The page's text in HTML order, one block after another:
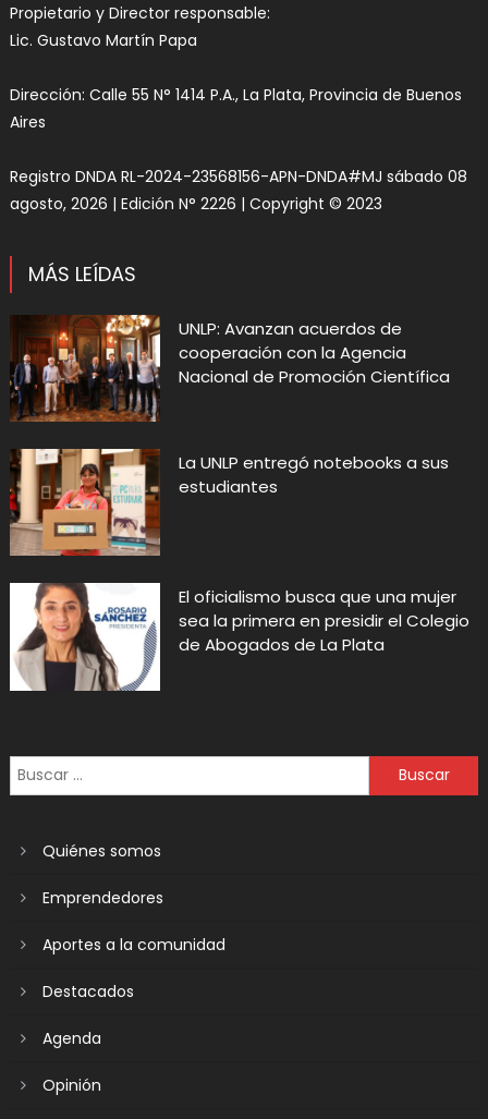
Propietario y Director responsable:
Lic. Gustavo Martín Papa
Dirección: Calle 55 N° 1414 P.A., La Plata, Provincia de Buenos
Aires
Registro DNDA RL-2024-23568156-APN-DNDA#MJ sábado 08
agosto, 2026 | Edición N° 2226 | Copyright © 2023
MÁS LEÍDAS
UNLP: Avanzan acuerdos de
cooperación con la Agencia
Nacional de Promoción Científica
La UNLP entregó notebooks a sus
estudiantes
El oficialismo busca que una mujer
sea la primera en presidir el Colegio
de Abogados de La Plata
Quiénes somos
Emprendedores
Aportes a la comunidad
Destacados
Agenda
Opinión